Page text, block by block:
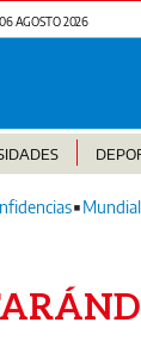
AGOSTO 2026